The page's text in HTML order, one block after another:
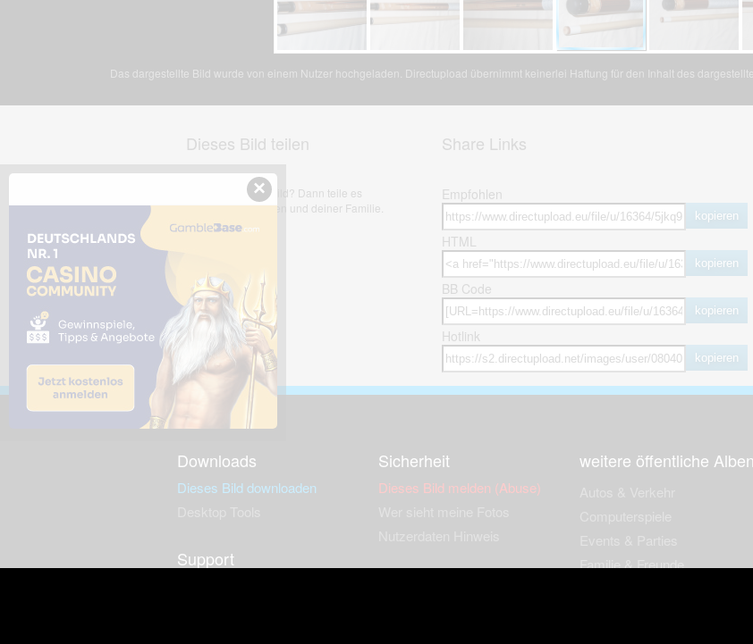
Das dargestellte Bild wurde von einem Nutzer hochgeladen. Directupload übernimmt keinerlei Haftung für den Inhalt des
Dieses Bild teilen
Dir gefällt dieses Bild? Dann teile es
mit deinen Freunden und deiner Familie.
Share Links
Empfohlen
kopieren
HTML
kopieren
BB Code
kopieren
Hotlink
kopieren
Downloads
Dieses Bild downloaden
Support
Sicherheit
Dieses Bild melden (Abuse)
weitere öffentliche Alben
Familie & Freunde
×